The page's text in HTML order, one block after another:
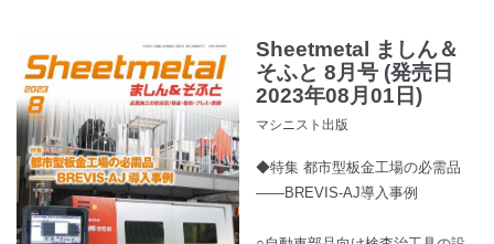
Sheetmetal ましん＆
そふと 8月号 (発売日
2023年08月01日)
マシニスト出版
◆特集 都市型板金工場の必需品
――BREVIS-AJ導入事例